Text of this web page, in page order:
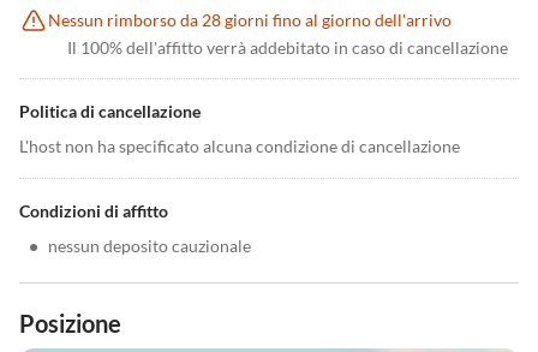
Nessun rimborso da 28 giorni fino al giorno dell'arrivo
Il 100% dell'affitto verrà addebitato in caso di cancellazione
Politica di cancellazione
L'host non ha specificato alcuna condizione di cancellazione
Condizioni di affitto
• nessun deposito cauzionale
Posizione